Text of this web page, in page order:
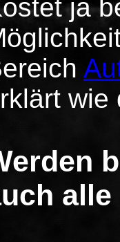
ja
wie